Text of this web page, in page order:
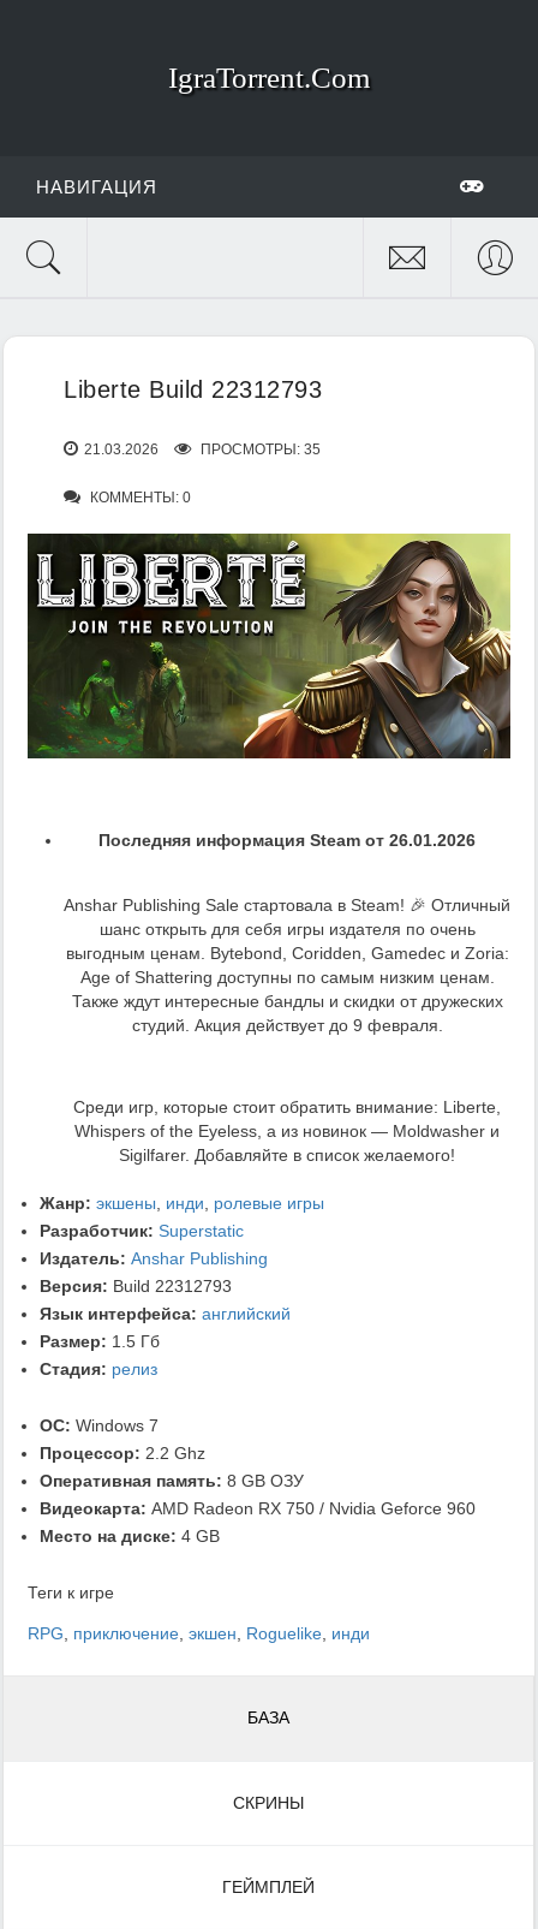
IgraTorrent.Com
НАВИГАЦИЯ
Liberte Build 22312793
21.03.2026 ПРОСМОТРЫ: 35
КОММЕНТЫ: 0
Последняя информация Steam от 26.01.2026
Anshar Publishing Sale стартовала в Steam! 🎉 Отличный
шанс открыть для себя игры издателя по очень
выгодным ценам. Bytebond, Coridden, Gamedec и Zoria:
Age of Shattering доступны по самым низким ценам.
Также ждут интересные бандлы и скидки от дружеских
студий. Акция действует до 9 февраля.
Среди игр, которые стоит обратить внимание: Liberte,
Whispers of the Eyeless, а из новинок — Moldwasher и
Sigilfarer. Добавляйте в список желаемого!
Жанр: экшены, инди, ролевые игры
Разработчик: Superstatic
Издатель: Anshar Publishing
Версия: Build 22312793
Язык интерфейса: английский
Размер: 1.5 Гб
Стадия: релиз
ОС: Windows 7
Процессор: 2.2 Ghz
Оперативная память: 8 GB ОЗУ
Видеокарта: AMD Radeon RX 750 / Nvidia Geforce 960
Место на диске: 4 GB
Теги к игре
RPG, приключение, экшен, Roguelike, инди
БАЗА
СКРИНЫ
ГЕЙМПЛЕЙ